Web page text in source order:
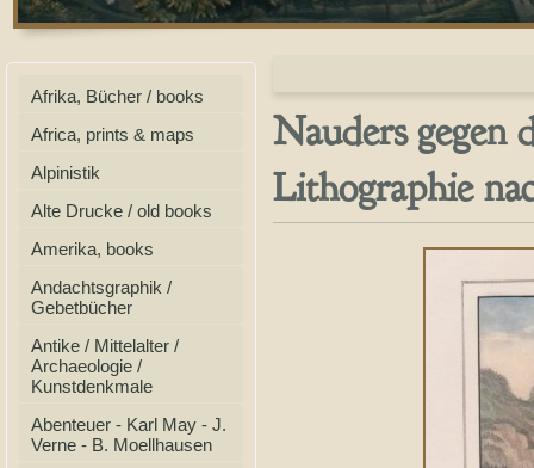
Afrika, Bücher / books
Africa, prints & maps
Alpinistik
Alte Drucke / old books
Amerika, books
Andachtsgraphik /
Gebetbücher
Antike / Mittelalter /
Archaeologie /
Kunstdenkmale
Abenteuer - Karl May - J.
Verne - B. Moellhausen
Nauders gegen
Lithographie